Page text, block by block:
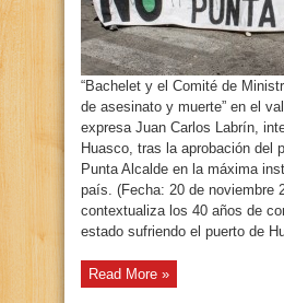
“Bachelet y el Comité de
de asesinato y muerte” en el
expresa Juan Carlos Labrín,
Huasco, tras la aprobación del
Punta Alcalde en la máxima
país. (Fecha: 20 de noviembre
contextualiza los 40 años de
estado sufriendo el puerto de
Read More »